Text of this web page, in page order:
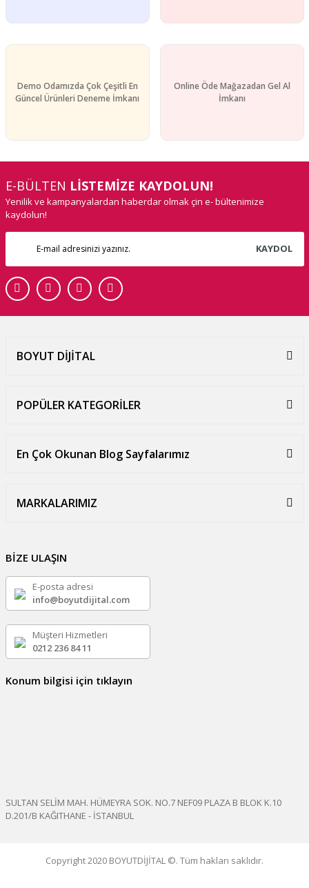
Demo Odamızda Çok Çeşitli En
Güncel Ürünleri Deneme İmkanı
Online Öde Mağazadan Gel Al
İmkanı
E-BÜLTEN LİSTEMİZE KAYDOLUN!
Yenilik ve kampanyalardan haberdar olmak çin e- bültenimize
kaydolun!
KAYDOL
BOYUT DİJİTAL
POPÜLER KATEGORİLER
En Çok Okunan Blog Sayfalarımız
MARKALARIMIZ
BİZE ULAŞIN
E-posta adresi
info@boyutdijital.com
Müşteri Hizmetleri
0212 236 84 11
Konum bilgisi için tıklayın
SULTAN SELİM MAH. HÜMEYRA SOK. NO.7 NEF09 PLAZA B BLOK K.10
D.201/B KAĞITHANE - İSTANBUL
Copyright 2020 BOYUTDİJİTAL ©. Tüm hakları saklıdır.